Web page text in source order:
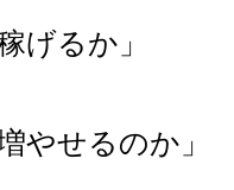
げるか」
やせるのか」